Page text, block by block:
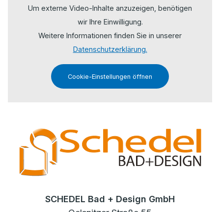
Um externe Video-Inhalte anzuzeigen, benötigen
wir Ihre Einwilligung.
Weitere Informationen finden Sie in unserer
Datenschutzerklärung.
Cookie-Einstellungen öffnen
SCHEDEL Bad + Design GmbH